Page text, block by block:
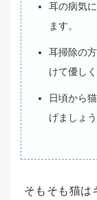
耳の病気
ます。
耳掃除の
けて優し
日頃から
げましょう
そもそも猫は